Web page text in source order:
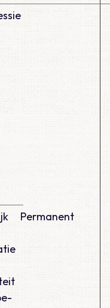
Permanent